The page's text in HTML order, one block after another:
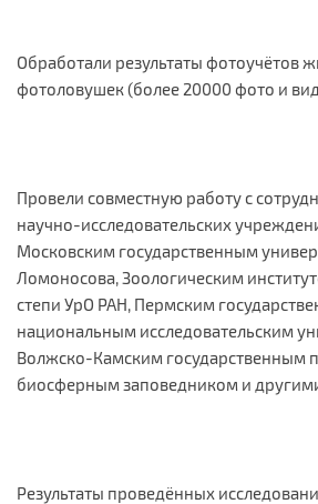
Обработали результаты фотоучётов
фотоловушек (более 20000 фото и
Провели совместную работу с
научно-исследовательских
Московским государственным
Ломоносова, Зоологическим
степи УрО РАН, Пермским
национальным исследовательским
Волжско-Камским государственным
биосферным заповедником и
Результаты проведённых